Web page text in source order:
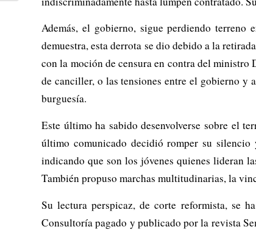
Además, el gobierno, sigue perdiendo
demuestra, esta derrota se dio debido a la
con la moción de censura en contra del
de canciller, o las tensiones entre el gobierno y
burguesía.
Este último ha sabido desenvolverse sobre el
último comunicado decidió romper su
indicando que son los jóvenes quienes lideran
También propuso marchas multitudinarias, la
Su lectura perspicaz, de corte reformista, se
Consultoría pagado y publicado por la revista